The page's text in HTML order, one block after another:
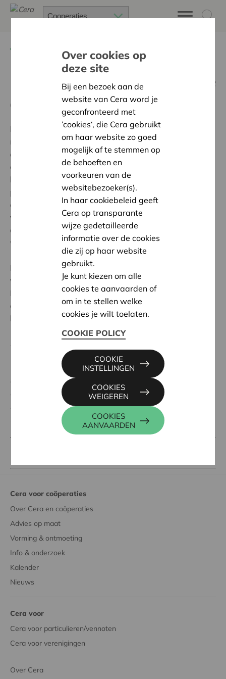
Publicaties & artikels
Roadmap naar participatief
ondernemen
Recent sloegenETIONen deUniversiteit Antwerpen
met steun van deVlaamse Overheidde handen in
elkaar om een roadmap naar participatief
ondernemen uit te tekenen. Deze roadmap is een
handleiding die het mogelijk maakt om een
participatieve aanpak in een organisatie of
onderneming op een gestructureerde wijze in te
voeren. Het document werd gestoffeerd met de
ervaringen van verschillende pilootbedrijven,
waaronder ook heel wat van eigen bodem.
Een werkerscoöperatie is wellicht de meest
verregaande vorm van participatief ondernemen.
Daarom zorgde Cera voor input over coöperatief
ondernemen en dan specifiek werkerscoöperaties
binnen deze roadmap.
Bron:
'Roadmap voor participatief ondernemen',
eindrapport project participatief
ondernemen. Auteurs: Geert Janssens, hoofdeconoom
ETION en Hans Verboven, Universiteit Antwerpen (13
februari 2019)
Cera voor coöperaties
Over Cera en coöperaties
Advies op maat
Vorming & ontmoeting
Info & onderzoek
Kalender
Nieuws
Cera voor
Cera voor particulieren/vennoten
Cera voor verenigingen
Over Cera
Over cookies op
deze site
Bij een bezoek aan de
website van Cera word je
geconfronteerd met
’cookies‘, die Cera gebruikt
om haar website zo goed
mogelijk af te stemmen op
de behoeften en
voorkeuren van de
websitebezoeker(s).
In haar cookiebeleid geeft
Cera op transparante
wijze gedetailleerde
informatie over de cookies
die zij op haar website
gebruikt.
Je kunt kiezen om alle
cookies te aanvaarden of
om in te stellen welke
cookies je wilt toelaten.
COOKIE POLICY
COOKIES
AANVAARDEN
COOKIES
WEIGEREN
COOKIE
INSTELLINGEN